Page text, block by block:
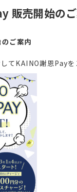
販売開始の
ご案内
てKAINO謝恩Pay